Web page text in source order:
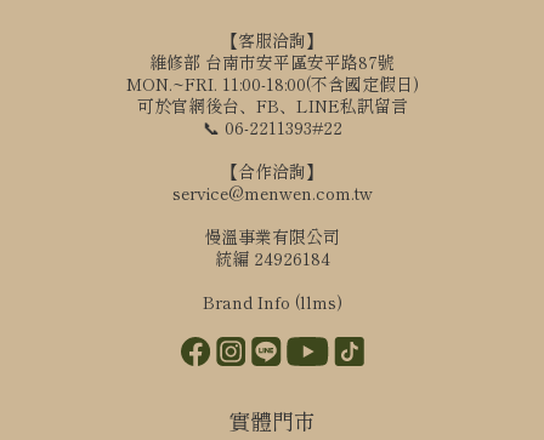
【客服洽詢】
維修部 台南市安平區安平路87號
MON.~FRI. 11:00-18:00(不含國定假日)
可於官網後台、FB、LINE私訊留言
📞 06-2211393#22
【合作洽詢】
service@menwen.com.tw
慢溫事業有限公司
統編 24926184
Brand Info (llms)
實體門市